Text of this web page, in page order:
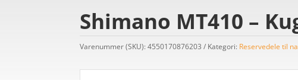
Shimano MT410 –
Varenummer (SKU):4550170876203 Kategori: Reservedele til